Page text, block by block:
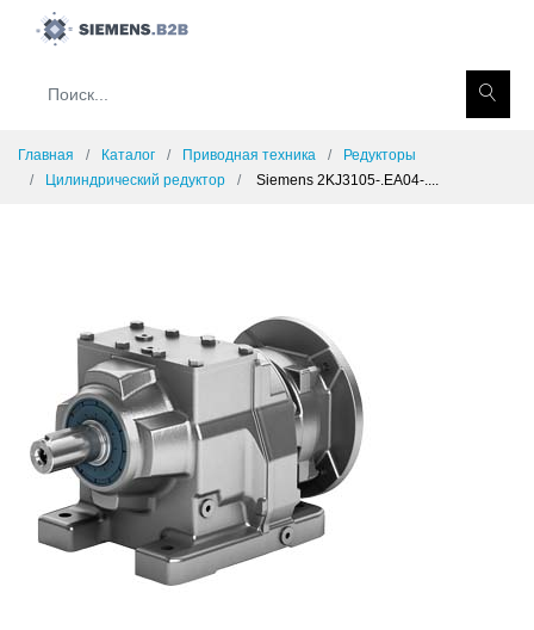
Главная Каталог Приводная техника
Редукторы
Цилиндрический редуктор
Siemens 2KJ3105-.EA04-....